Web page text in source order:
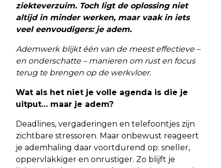
ziekteverzuim. Toch ligt de oplossing niet
altijd in minder werken, maar vaak in iets
veel eenvoudigers: je adem.
Ademwerk blijkt één van de meest effectieve –
en onderschatte – manieren om rust en focus
terug te brengen op de werkvloer.
Wat als het niet je volle agenda is die je
uitput… maar je adem?
Deadlines, vergaderingen en telefoontjes zijn
zichtbare stressoren. Maar onbewust reageert
je ademhaling daar voortdurend op: sneller,
oppervlakkiger en onrustiger. Zo blijft je